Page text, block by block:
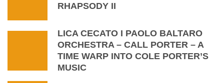
RHAPSODY II
LICA CECATO I PAOLO BALTARO
ORCHESTRA – CALL PORTER – A
TIME WARP INTO COLE PORTER’S
MUSIC